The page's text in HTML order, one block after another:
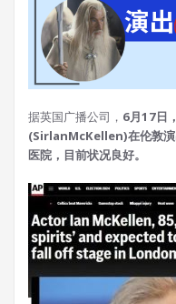
据英国广播公司， 6月17日
(SirlanMcKellen)在伦敦演
医院，目前状况良好。